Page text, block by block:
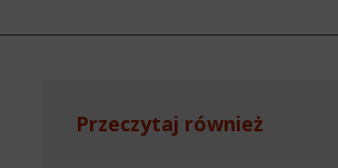
Przeczytaj również